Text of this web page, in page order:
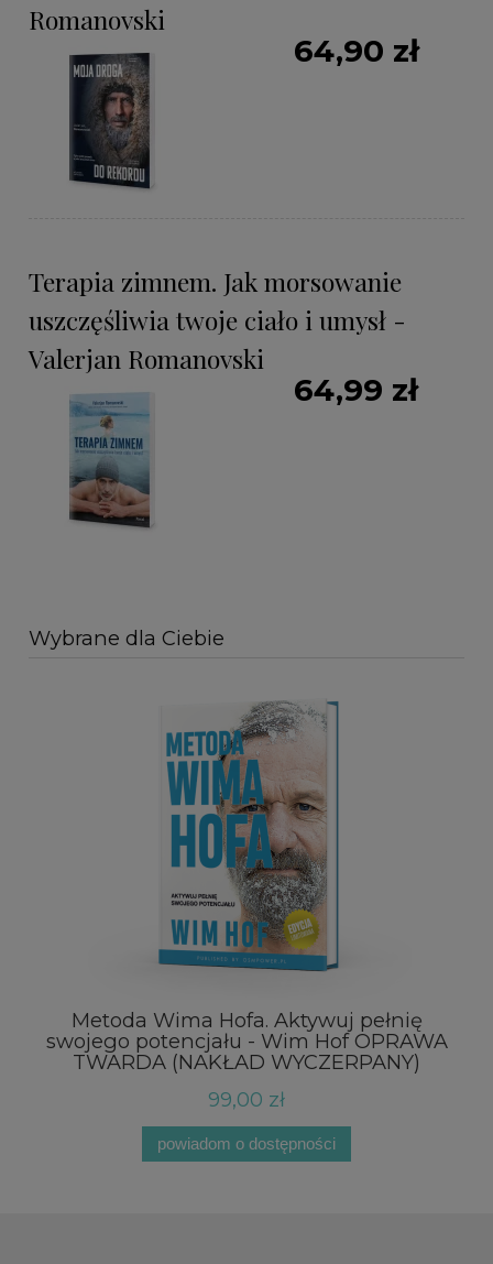
Romanovski
64,90 zł
Terapia zimnem. Jak morsowanie
uszczęśliwia twoje ciało i umysł -
Valerjan Romanovski
64,99 zł
Wybrane dla Ciebie
Metoda Wima Hofa. Aktywuj pełnię
swojego potencjału - Wim Hof OPRAWA
TWARDA (NAKŁAD WYCZERPANY)
99,00 zł
powiadom o dostępności